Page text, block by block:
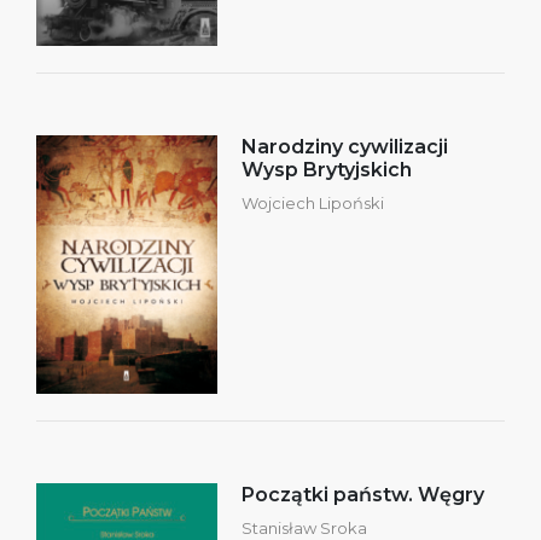
Narodziny cywilizacji
Wysp Brytyjskich
Wojciech Lipoński
Początki państw. Węgry
Stanisław Sroka